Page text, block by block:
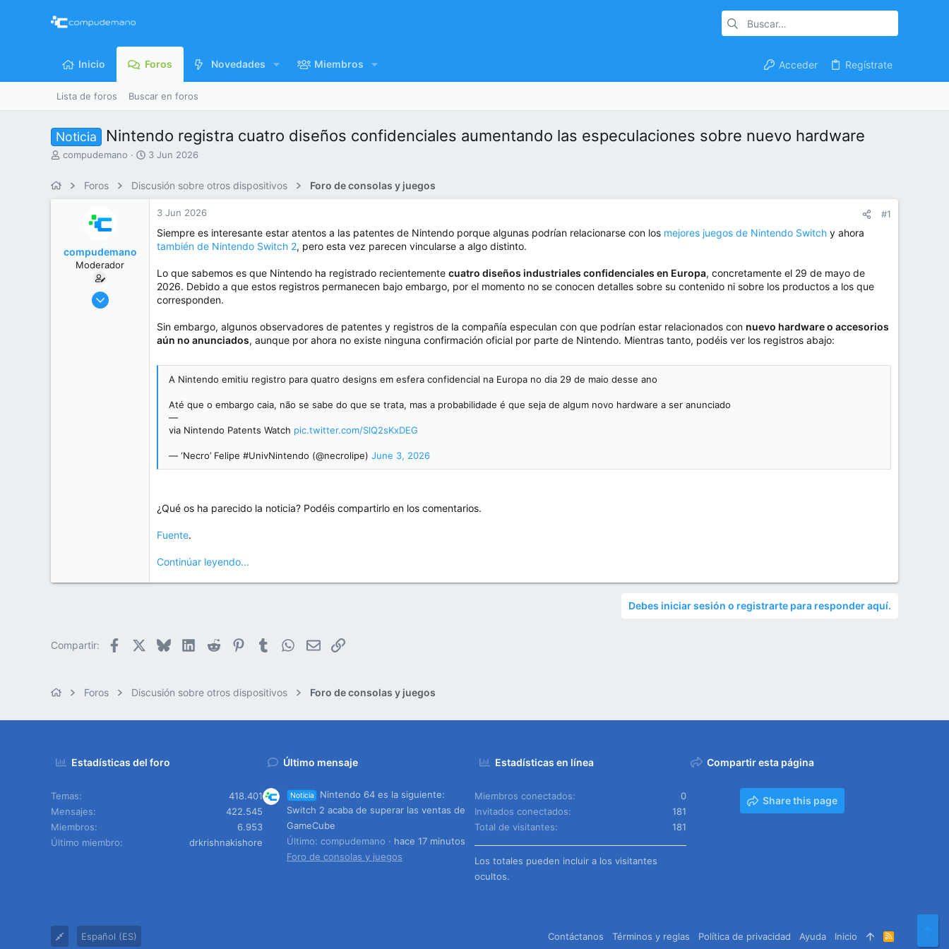
Inicio Foros Novedades Miembros Acceder Regístrate
Lista de foros Buscar en foros
Noticia Nintendo registra cuatro diseños confidenciales aumentando las especulaciones sobre nuevo hardware
I
r
compudemano
F
h
3 Jun 2026
Foros Discusión sobre otros dispositivos Foro de consolas y juegos
compudemano
Moderador
26 Jul 2013
3 Jun 2026 #1
Siempre es interesante estar atentos a las patentes de Nintendo porque algunas podrían relacionarse con los mejores juegos de Nintendo Switch y ahora
también de Nintendo Switch 2, pero esta vez parecen vincularse a algo distinto.
Lo que sabemos es que Nintendo ha registrado recientemente cuatro diseños industriales confidenciales en Europa, concretamente el 29 de mayo de
2026. Debido a que estos registros permanecen bajo embargo, por el momento no se conocen detalles sobre su contenido ni sobre los productos a los que
corresponden.
Sin embargo, algunos observadores de patentes y registros de la compañía especulan con que podrían estar relacionados con nuevo hardware o accesorios
aún no anunciados, aunque por ahora no existe ninguna confirmación oficial por parte de Nintendo. Mientras tanto, podéis ver los registros abajo:
A Nintendo emitiu registro para quatro designs em esfera confidencial na Europa no dia 29 de maio desse ano
Até que o embargo caia, não se sabe do que se trata, mas a probabilidade é que seja de algum novo hardware a ser anunciado
—
via Nintendo Patents Watch pic.twitter.com/SlQ2sKxDEG
— ‘Necro’ Felipe #UnivNintendo (@necrolipe) June 3, 2026
¿Qué os ha parecido la noticia? Podéis compartirlo en los comentarios.
Fuente.
Continúar leyendo...
Debes iniciar sesión o registrarte para responder aquí.
Compartir: Facebook BlueskyLinkedIn
Reddit PinterestTumblr WhatsApp
EmailEnlace
Foros Discusión sobre otros dispositivos Foro de consolas y juegos
Estadísticas del foro
Temas
418.401
Mensajes
422.545
Miembros
6.953
Último miembro
drkrishnakishore
Último mensaje
Noticia
Nintendo 64 es la siguiente:
Switch 2 acaba de superar las ventas de
GameCube
Último: compudemano
hace 17 minutos
Foro de consolas y juegos
Estadísticas en línea
Miembros conectados
0
Invitados conectados
181
Total de visitantes
181
Los totales pueden incluir a los visitantes
ocultos.
Compartir esta página
Share this page
Español (ES) Contáctanos Términos y reglas Política de privacidad Ayuda Inicio
R